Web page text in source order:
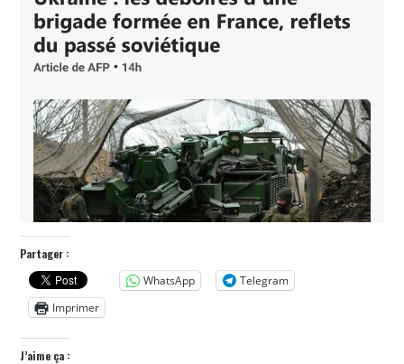
POLITIQUE
HISTOIRE
CULTURE
SPORT
Partager :
WhatsApp
Telegram
Imprimer
J’aime ça :